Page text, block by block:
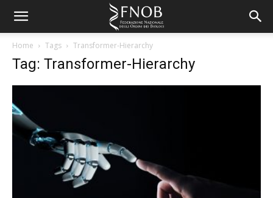
Home Tags Transformer-Hierarchy
Tag: Transformer-Hierarchy